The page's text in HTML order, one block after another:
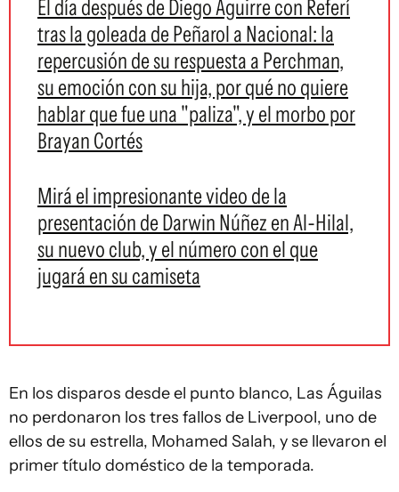
El día después de Diego Aguirre con Referí
tras la goleada de Peñarol a Nacional: la
repercusión de su respuesta a Perchman,
su emoción con su hija, por qué no quiere
hablar que fue una "paliza", y el morbo por
Brayan Cortés
Mirá el impresionante video de la
presentación de Darwin Núñez en Al-Hilal,
su nuevo club, y el número con el que
jugará en su camiseta
En los disparos desde el punto blanco, Las Águilas
no perdonaron los tres fallos de Liverpool, uno de
ellos de su estrella, Mohamed Salah, y se llevaron el
primer título doméstico de la temporada.